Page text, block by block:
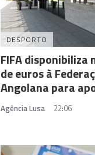
DESPORTO
FIFA disponibiliza
de euros à
Angolana para
Agência Lusa 22:06